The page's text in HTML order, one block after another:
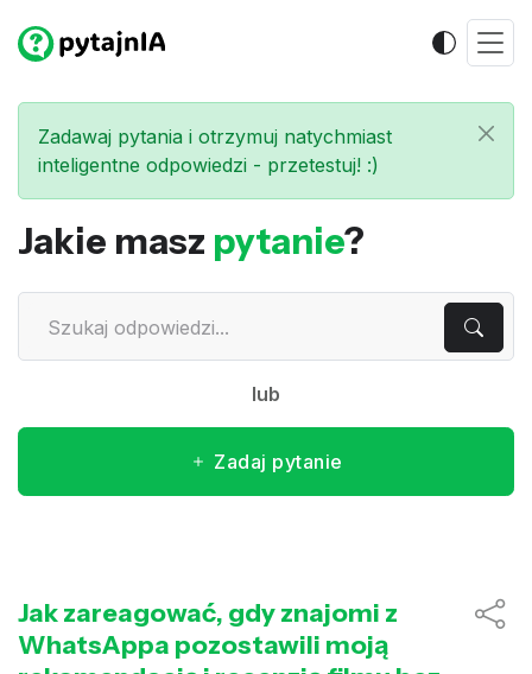
Zadawaj pytania i otrzymuj natychmiast
inteligentne odpowiedzi - przetestuj! :)
Jakie masz pytanie?
lub
Zadaj pytanie
Jak zareagować, gdy znajomi z
WhatsAppa pozostawili moją